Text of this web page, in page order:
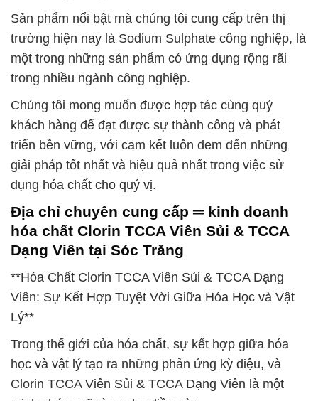
Sản phẩm nổi bật mà chúng tôi cung cấp trên thị
trường hiện nay là Sodium Sulphate công nghiệp, là
một trong những sản phẩm có ứng dụng rộng rãi
trong nhiều ngành công nghiệp.
Chúng tôi mong muốn được hợp tác cùng quý
khách hàng để đạt được sự thành công và phát
triển bền vững, với cam kết luôn đem đến những
giải pháp tốt nhất và hiệu quả nhất trong việc sử
dụng hóa chất cho quý vị.
Địa chỉ chuyên cung cấp ═ kinh doanh
hóa chất Clorin TCCA Viên Sủi & TCCA
Dạng Viên tại Sóc Trăng
**Hóa Chất Clorin TCCA Viên Sủi & TCCA Dạng
Viên: Sự Kết Hợp Tuyệt Vời Giữa Hóa Học và Vật
Lý**
Trong thế giới của hóa chất, sự kết hợp giữa hóa
học và vật lý tạo ra những phản ứng kỳ diệu, và
Clorin TCCA Viên Sủi & TCCA Dạng Viên là một